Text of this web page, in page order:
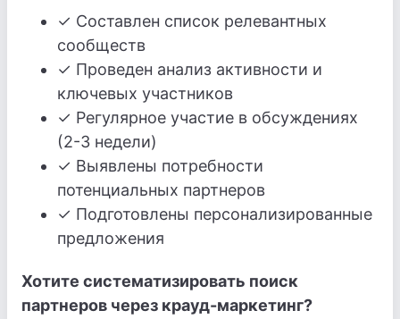
✓ Составлен список релевантных
сообществ
✓ Проведен анализ активности и
ключевых участников
✓ Регулярное участие в обсуждениях
(2-3 недели)
✓ Выявлены потребности
потенциальных партнеров
✓ Подготовлены персонализированные
предложения
Хотите систематизировать поиск
партнеров через крауд-маркетинг?